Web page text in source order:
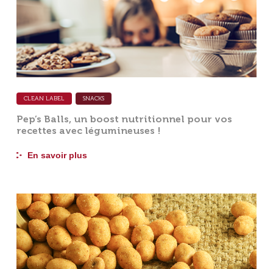
CLEAN LABEL SNACKS
Pep’s Balls, un boost nutritionnel pour vos
recettes avec légumineuses !
En savoir plus